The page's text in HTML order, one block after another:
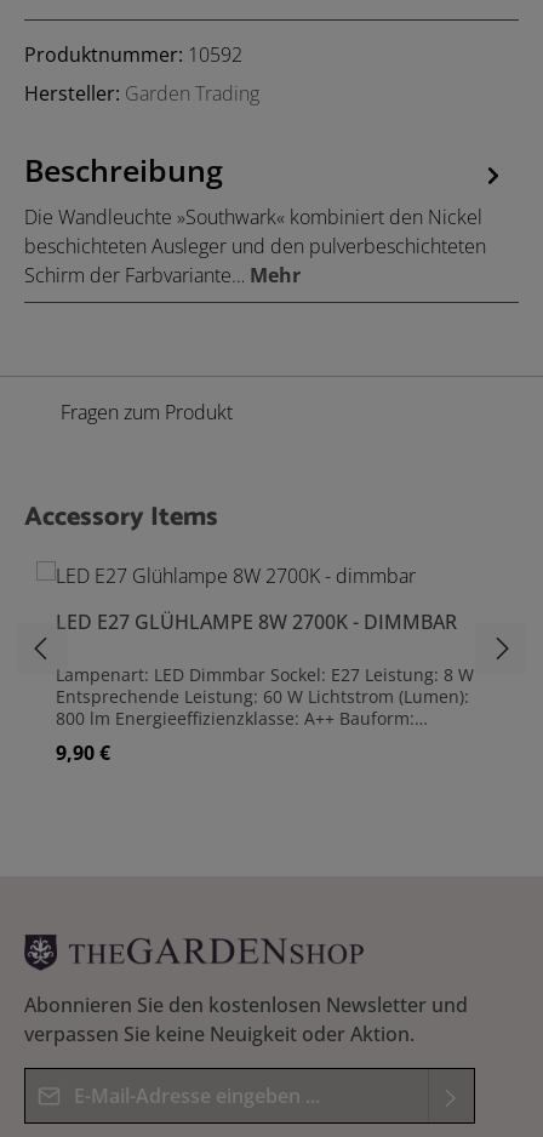
Produktnummer: 10592
Hersteller: Garden Trading
Beschreibung
Die Wandleuchte »Southwark« kombiniert den Nickel
beschichteten Ausleger und den pulverbeschichteten
Schirm der Farbvariante… Mehr
Fragen zum Produkt
Produktgalerie überspringen
Accessory Items
LED E27 GLÜHLAMPE 8W 2700K - DIMMBAR
Lampenart: LED Dimmbar Sockel: E27 Leistung: 8 W
Entsprechende Leistung: 60 W Lichtstrom (Lumen):
800 lm Energieeffizienzklasse: A++ Bauform:
Glühlampenform Ausführung: klar Leuchtfarbe:
Warmweiß Lichtfarben (max): 2700 K
Regulärer Preis:
9,90 €
Abonnieren Sie den kostenlosen Newsletter und
verpassen Sie keine Neuigkeit oder Aktion.
E-Mail-Adresse*